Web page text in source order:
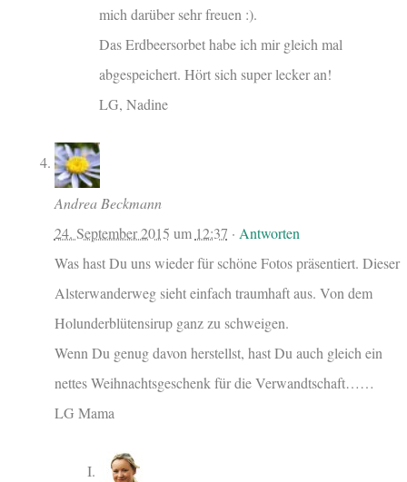
mich darüber sehr freuen :).
Das Erdbeersorbet habe ich mir gleich mal
abgespeichert. Hört sich super lecker an!
LG, Nadine
Andrea Beckmann
24. September 2015 um 12:37 · Antworten
Was hast Du uns wieder für schöne Fotos präsentiert. Dieser
Alsterwanderweg sieht einfach traumhaft aus. Von dem
Holunderblütensirup ganz zu schweigen.
Wenn Du genug davon herstellst, hast Du auch gleich ein
nettes Weihnachtsgeschenk für die Verwandtschaft……
LG Mama